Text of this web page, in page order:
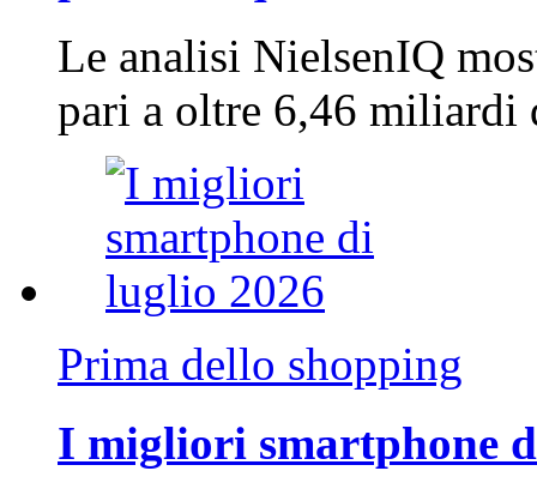
Le analisi NielsenIQ
pari a oltre 6,46
Prima dello shopping
I migliori smartphone